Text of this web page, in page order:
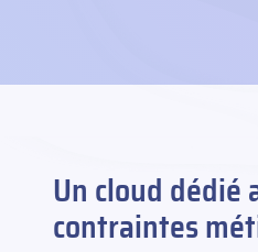
Un cloud dédié
contraintes